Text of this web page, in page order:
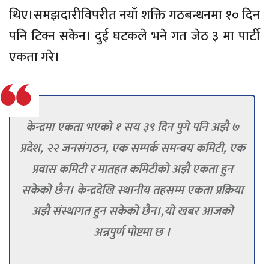
थिए।समझदारीविपरीत नयाँ शक्ति गठबन्धनमा १० दिन
पनि टिक्न सकेन। दुई घटकले भने गत जेठ ३ मा पार्टी
एकता गरे।
केन्द्रमा एकता भएको १ सय ३९ दिन पुगे पनि अझै ७
प्रदेश, २२ जनसंगठन, एक सम्पर्क समन्वय कमिटी, एक
प्रवास कमिटी र मातहत कमिटीको अझै एकता हुन
सकेको छैन। केन्द्रदेखि स्थानीय तहसम्म एकता प्रक्रिया
अझै संस्थागत हुन सकेको छैन।,यो खबर आजको
अन्नपुर्ण पोष्टमा छ ।